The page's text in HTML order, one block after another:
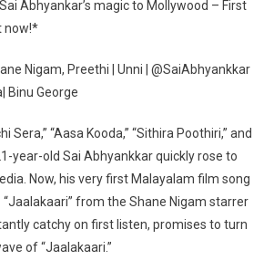
Abhyankar’s magic to Mollywood – First
now!*
Nigam, Preethi | Unni | @SaiAbhyankkar
Binu George
Sera,” “Aasa Kooda,” “Sithira Poothiri,” and
year-old Sai Abhyankkar quickly rose to
Now, his very first Malayalam film song
from the Shane Nigam starrer
catchy on first listen, promises to turn
of “Jaalakaari.”